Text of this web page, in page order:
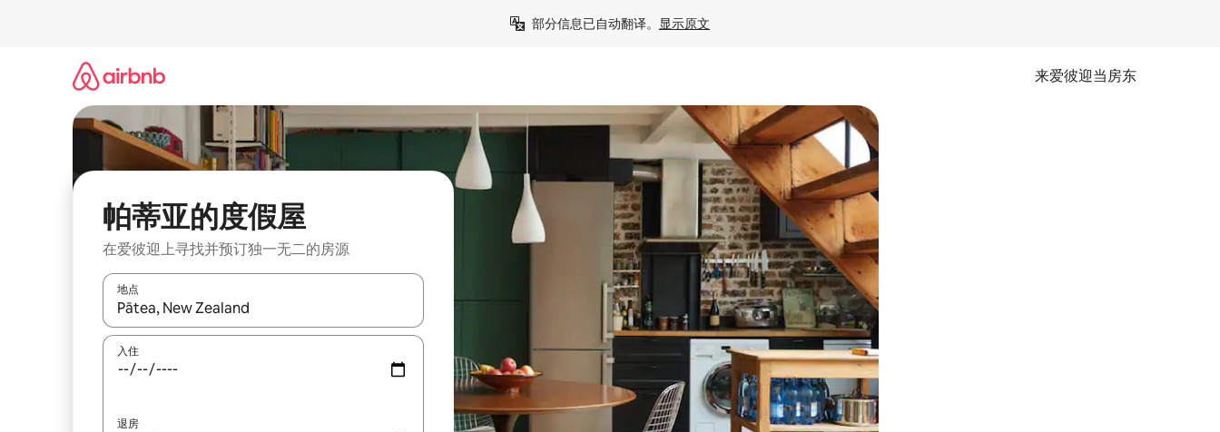
部分信息已自动翻译。 显示原文
来爱彼迎当房东
帕蒂亚的度假屋
在爱彼迎上寻找并预订独一无二的房源
地点
如有搜索结果，请使用上下方向键查看，或通过点击或滑动手势浏览。
入住
退房